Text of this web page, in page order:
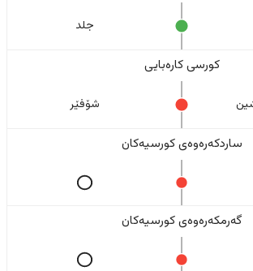
جلد
کورسی کارەبایی
شۆفێر
ساردکەرەوەی کورسیەکان
گەرمکەرەوەی کورسیەکان